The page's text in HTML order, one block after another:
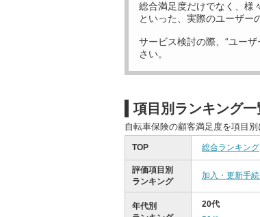
総合満足度だけでなく、様
といった、実際のユーザー
サービス検討の際、“ユー
さい。
項目別ランキング一
自転車保険の顧客満足度を項目
TOP 総合ランキング
評価項目別
ランキング
加入・更新手続
年代別
20代